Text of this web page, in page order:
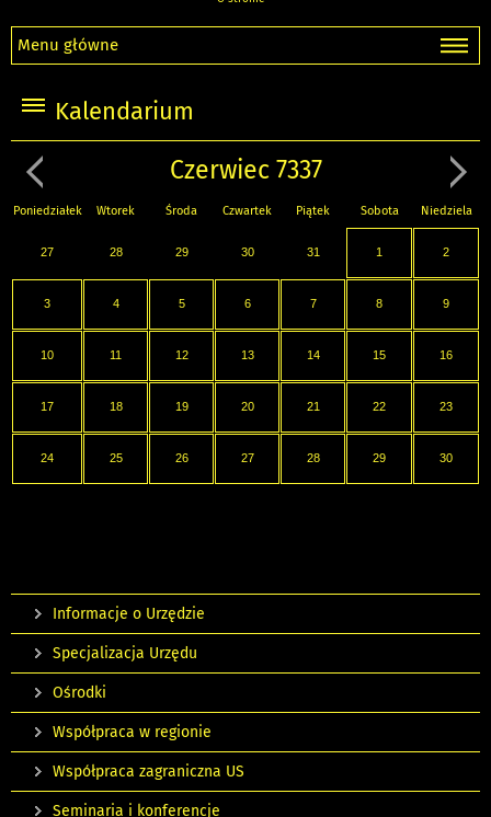
Menu główne
Kalendarium
Czerwiec 7337
Poniedziałek Wtorek Środa Czwartek Piątek Sobota Niedziela
27 28 29 30 31 1 2
3 4 5 6 7 8 9
10 11 12 13 14 15 16
17 18 19 20 21 22 23
24 25 26 27 28 29 30
Informacje o Urzędzie
Specjalizacja Urzędu
Ośrodki
Współpraca w regionie
Współpraca zagraniczna US
Seminaria i konferencje